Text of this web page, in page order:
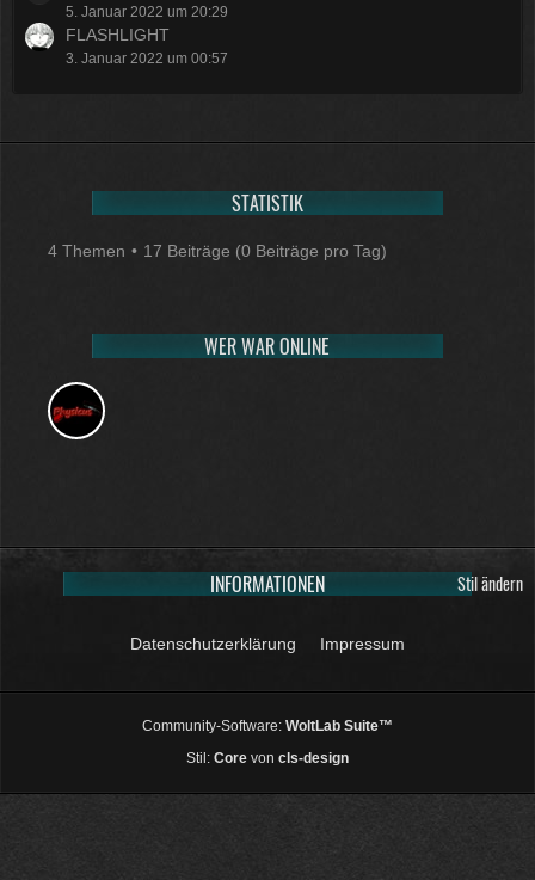
5. Januar 2022 um 20:29
FLASHLIGHT
3. Januar 2022 um 00:57
STATISTIK
4 Themen 17 Beiträge (0 Beiträge pro Tag)
WER WAR ONLINE
Stil ändern
INFORMATIONEN
Datenschutzerklärung Impressum
Community-Software: WoltLab Suite™
Stil: Core von cls-design